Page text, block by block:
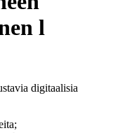
l
digitaalisia